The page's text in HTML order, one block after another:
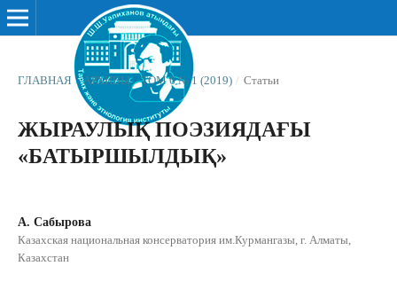
ГЛАВНАЯ / АРХИВЫ / ТОМ 6 № 1 (2019) / Статьи
ЖЫРАУЛЫҚ ПОЭЗИЯДАҒЫ
«БАТЫРШЫЛДЫҚ»
А. Сабырова
Казахская национальная консерватория им.Курмангазы, г. Алматы,
Казахстан